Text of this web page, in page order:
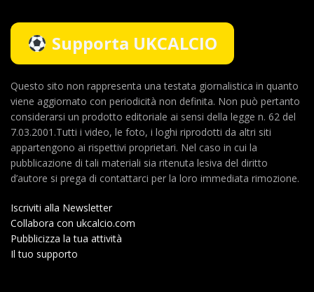
Supporta UKCALCIO
Questo sito non rappresenta una testata giornalistica in quanto
viene aggiornato con periodicità non definita. Non può pertanto
considerarsi un prodotto editoriale ai sensi della legge n. 62 del
7.03.2001.Tutti i video, le foto, i loghi riprodotti da altri siti
appartengono ai rispettivi proprietari. Nel caso in cui la
pubblicazione di tali materiali sia ritenuta lesiva del diritto
d’autore si prega di contattarci per la loro immediata rimozione.
Iscriviti alla Newsletter
Collabora con ukcalcio.com
Pubblicizza la tua attività
Il tuo supporto